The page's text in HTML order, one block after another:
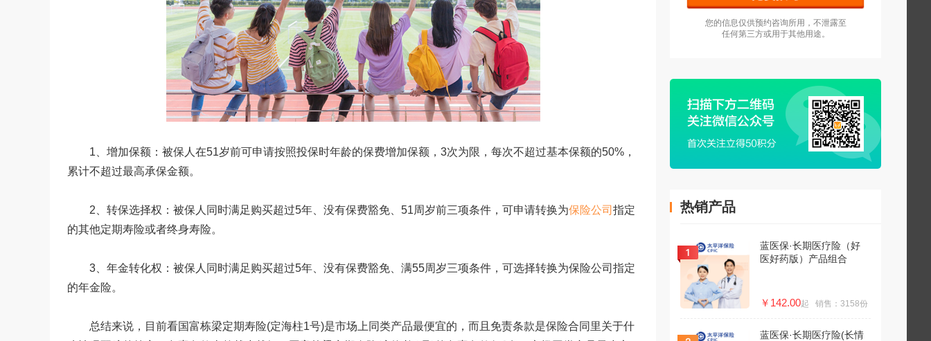
1、增加保额：被保人在51岁前可申请按照投保时年龄的保费增加保额，3次为限，每次不超过基本保额的50%，
累计不超过最高承保金额。
2、转保选择权：被保人同时满足购买超过5年、没有保费豁免、51周岁前三项条件，可申请转换为保险公司 指定
的其他定期寿险或者终身寿险。
3、年金转化权：被保人同时满足购买超过5年、没有保费豁免、满55周岁三项条件，可选择转换为保险公司指定
的年金险。
总结来说，目前看国富栋梁定期寿险(定海柱1号)是市场上同类产品最便宜的，而且免责条款是保险合同里关于什
您的信息仅供预约咨询所用，不泄露至
任何第三方或用于其他用途。
热销产品
蓝医保·长期医疗险（好
医好药版）产品组合
￥142.00起 销售：3158份
蓝医保·长期医疗险(长情